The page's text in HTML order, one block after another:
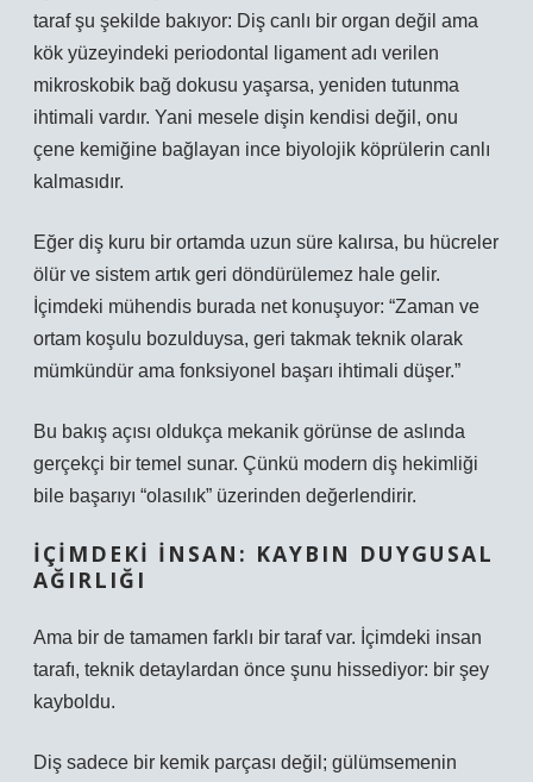
taraf şu şekilde bakıyor: Diş canlı bir organ değil ama
kök yüzeyindeki periodontal ligament adı verilen
mikroskobik bağ dokusu yaşarsa, yeniden tutunma
ihtimali vardır. Yani mesele dişin kendisi değil, onu
çene kemiğine bağlayan ince biyolojik köprülerin canlı
kalmasıdır.
Eğer diş kuru bir ortamda uzun süre kalırsa, bu hücreler
ölür ve sistem artık geri döndürülemez hale gelir.
İçimdeki mühendis burada net konuşuyor: “Zaman ve
ortam koşulu bozulduysa, geri takmak teknik olarak
mümkündür ama fonksiyonel başarı ihtimali düşer.”
Bu bakış açısı oldukça mekanik görünse de aslında
gerçekçi bir temel sunar. Çünkü modern diş hekimliği
bile başarıyı “olasılık” üzerinden değerlendirir.
İÇIMDEKI INSAN: KAYBIN DUYGUSAL
AĞIRLIĞI
Ama bir de tamamen farklı bir taraf var. İçimdeki insan
tarafı, teknik detaylardan önce şunu hissediyor: bir şey
kayboldu.
Diş sadece bir kemik parçası değil; gülümsemenin